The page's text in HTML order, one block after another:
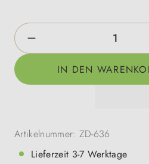
Produkt Anzahl: Gib
IN DEN
Artikelnummer: ZD-636
Lieferzeit 3-7 Werktage